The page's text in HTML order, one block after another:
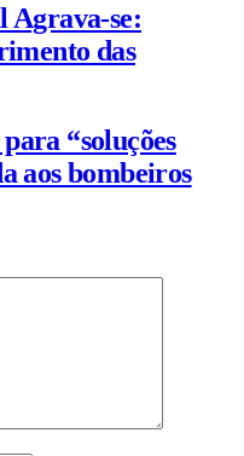
Agrava-se:
das
“soluções
aos bombeiros